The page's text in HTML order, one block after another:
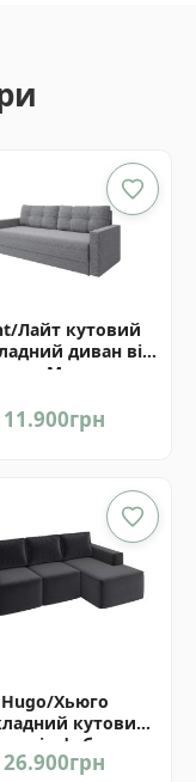
Лайт кутовий
диван від
Матролюкс
11.900грн
Hugo/Хьюго
кутовий
від фабрики
Україна
26.900грн